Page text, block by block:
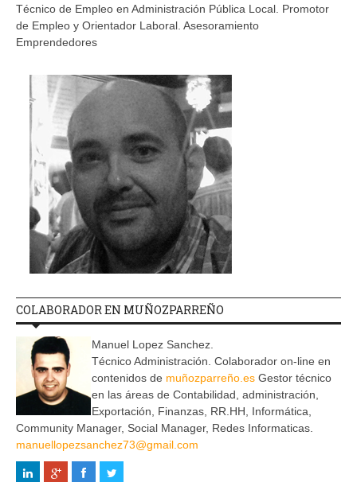
Técnico de Empleo en Administración Pública Local. Promotor
de Empleo y Orientador Laboral. Asesoramiento
Emprendedores
COLABORADOR EN MUÑOZPARREÑO
Manuel Lopez Sanchez.
Técnico Administración. Colaborador on-line en
contenidos de muñozparreño.es Gestor técnico
en las áreas de Contabilidad, administración,
Exportación, Finanzas, RR.HH, Informática,
Community Manager, Social Manager, Redes Informaticas.
manuellopezsanchez73@gmail.com